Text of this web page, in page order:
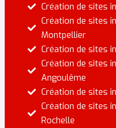
Création de sites
Création de sites
Montpellier
Création de sites
Création de sites
Angoulême
Création de sites
Création de sites
Rochelle